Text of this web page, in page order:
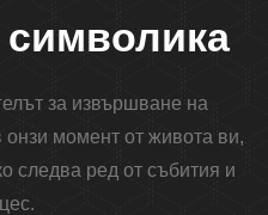
за извършване на
момент от живота ви,
следва ред от събития и